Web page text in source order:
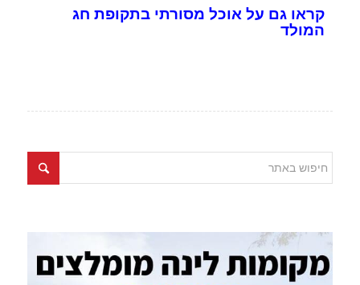
קראו גם על אוכל מסורתי בתקופת חג
המולד